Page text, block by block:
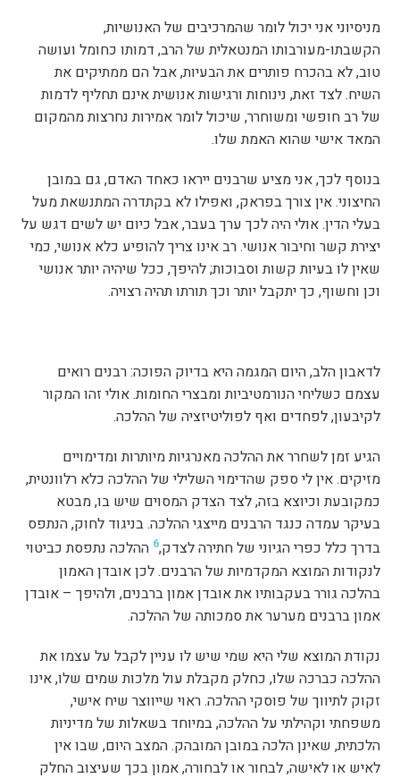
מניסיוני אני יכול לומר שהמרכיבים של האנושיות,
הקשבתו-מעורבותו המנטאלית של הרב, דמותו כחומל ועושה
טוב, לא בהכרח פותרים את הבעיות, אבל הם ממתיקים את
השיח. לצד זאת, נינוחות ורגישות אנושית אינם תחליף לדמות
של רב חופשי ומשוחרר, שיכול לומר אמירות נחרצות מהמקום
המאד אישי שהוא האמת שלו.
בנוסף לכך, אני מציע שרבנים ייראו כאחד האדם, גם במובן
החיצוני. אין צורך בפראק, ואפילו לא בקתדרה המתנשאת מעל
בעלי הדין. אולי היה לכך ערך בעבר, אבל כיום יש לשים דגש על
יצירת קשר וחיבור אנושי. רב אינו צריך להופיע כלא אנושי, כמי
שאין לו בעיות קשות וסבוכות; להיפך, ככל שיהיה יותר אנושי
וכן וחשוף, כך יתקבל יותר וכך תורתו תהיה רצויה.
לדאבון הלב, היום המגמה היא בדיוק הפוכה: רבנים רואים
עצמם כשליחי הנורמטיביות ומבצרי החומות. אולי זהו המקור
לקיבעון, לפחדים ואף לפוליטיזציה של ההלכה.
הגיע זמן לשחרר את ההלכה מאנרגיות מיותרות ומדימויים
מזיקים. אין לי ספק שהדימוי השלילי של ההלכה כלא רלוונטית,
כמקובעת וכיוצא בזה, לצד הצדק המסוים שיש בו, מבטא
בעיקר עמדה כנגד הרבנים מייצגי ההלכה. בניגוד לחוק, הנתפס
בדרך כלל כפרי הגיוני של חתירה לצדק,6 ההלכה נתפסת כביטוי
לנקודות המוצא המקדמיות של הרבנים. לכן אובדן האמון
בהלכה גורר בעקבותיו את אובדן אמון ברבנים, ולהיפך – אובדן
אמון ברבנים מערער את סמכותה של ההלכה.
נקודת המוצא שלי היא שמי שיש לו עניין לקבל על עצמו את
ההלכה כברכה שלו, כחלק מקבלת עול מלכות שמים שלו, אינו
זקוק לתיווך של פוסקי ההלכה. ראוי שייווצר שיח אישי,
משפחתי וקהילתי על ההלכה, במיוחד בשאלות של מדיניות
הלכתית, שאינן הלכה במובן המובהק. המצב היום, שבו אין
לאיש או לאישה, לבחור או לבחורה, אמון בכך שעיצוב החלק